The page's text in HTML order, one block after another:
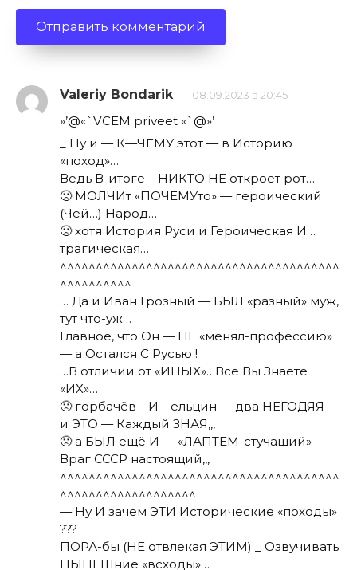
Valeriy Bondarik 08.09.2023 в 20:45
»’@«`VCEM priveet «`@»’
_ Ну и — К—ЧЕМУ этот — в Историю
«поход»…
Ведь В-итоге _ НИКТО НЕ откроет рот…
🙁 МОЛЧИт «ПОЧЕМУто» — героический
(Чей…) Народ…
🙁 хотя История Руси и Героическая И…
трагическая…
^^^^^^^^^^^^^^^^^^^^^^^^^^^^^^^^^^^^^^^
^^^^^^^^^^
… Да и Иван Грозный — БЫЛ «разный» муж,
тут что-уж…
Главное, что Он — НЕ «менял-профессию»
— а Остался С Русью !
…В отличии от «ИНЫХ»…Все Вы Знаете
«ИХ»…
🙁 горбачёв—И—ельцин — два НЕГОДЯЯ —
и ЭТО — Каждый ЗНАЯ,,,
🙁 а БЫЛ ещё И — «ЛАПТЕМ-стучащий» —
Враг СССР настоящий,,,
^^^^^^^^^^^^^^^^^^^^^^^^^^^^^^^^^^^^^^^
^^^^^^^^^^^^^^^^^^^
— Ну И зачем ЭТИ Исторические «походы»
???
ПОРА-бы (НЕ отвлекая ЭТИМ) _ Озвучивать
НЫНЕШние «всходы»…